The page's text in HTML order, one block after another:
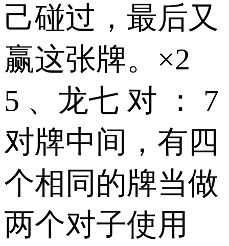
己碰过，最后又
赢这张牌。×2
5 、龙七 对 ： 7
对牌中间，有四
个相同的牌当做
两个对子使用